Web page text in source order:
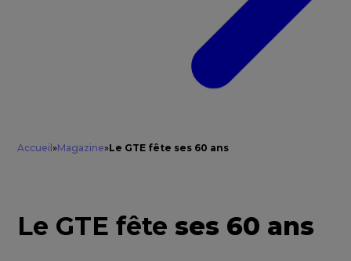
Accueil»Magazine»Le GTE fête ses 60 ans
Le GTE fête ses 60 ans